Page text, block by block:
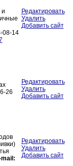
и
08-14
Редактировать
Удалить
Добавить сайт
26
Редактировать
Удалить
Добавить сайт
mail:
Редактировать
Удалить
Добавить сайт